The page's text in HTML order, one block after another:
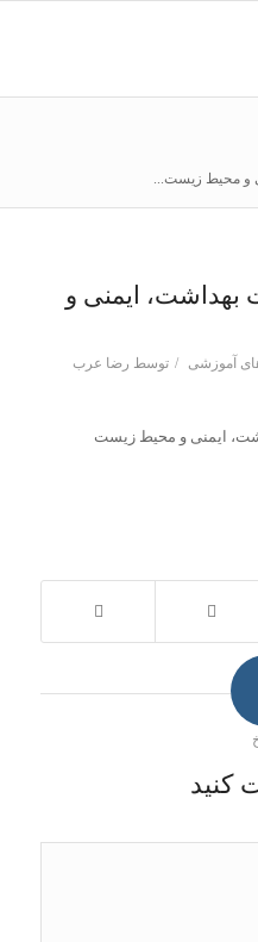
و محیط زیست...
بهداشت، ایمنی و
آموزشی / توسط رضا عرب
ایمنی و محیط زیست
کنید